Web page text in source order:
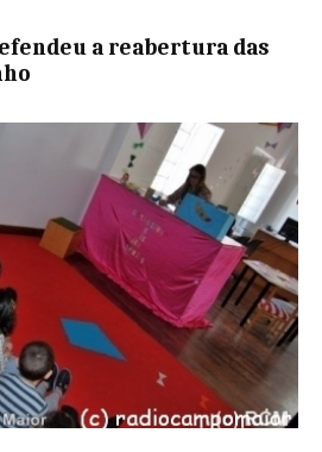
a reabertura das